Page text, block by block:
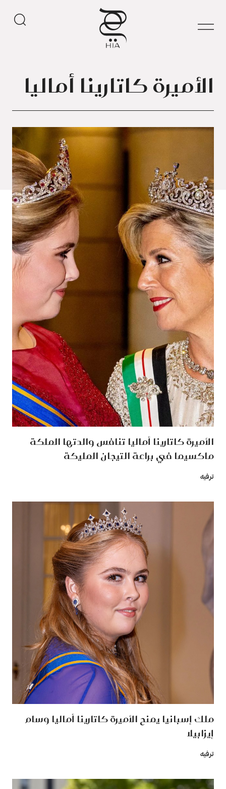
الأميرة كاتارينا أماليا
الأميرة كاتارينا أماليا تنافس والدتها الملكة
ماكسيما في براعة التيجان المليكة
ترفيه
ملك إسبانيا يمنح الأميرة كاتارينا أماليا وسام
إيزابيلا
ترفيه